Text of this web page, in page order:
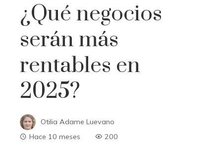
¿Qué negocios
serán más
rentables en
2025?
Otilia Adame Luevano
Hace 10 meses
200